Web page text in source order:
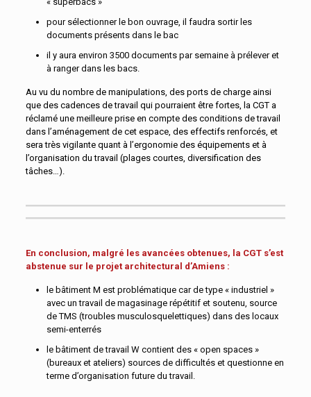
pour sélectionner le bon ouvrage, il faudra sortir les
documents présents dans le bac
il y aura environ 3500 documents par semaine à prélever et
à ranger dans les bacs.
Au vu du nombre de manipulations, des ports de charge ainsi
que des cadences de travail qui pourraient être fortes, la CGT a
réclamé une meilleure prise en compte des conditions de travail
dans l’aménagement de cet espace, des effectifs renforcés, et
sera très vigilante quant à l’ergonomie des équipements et à
l’organisation du travail (plages courtes, diversification des
tâches…).
En conclusion, malgré les avancées obtenues, la CGT s’est
abstenue sur le projet architectural d’Amiens:
le bâtiment M est problématique car de type « industriel »
avec un travail de magasinage répétitif et soutenu, source
de TMS (troubles musculosquelettiques) dans des locaux
semi-enterrés
le bâtiment de travail W contient des « open spaces »
(bureaux et ateliers) sources de difficultés et questionne en
terme d’organisation future du travail.